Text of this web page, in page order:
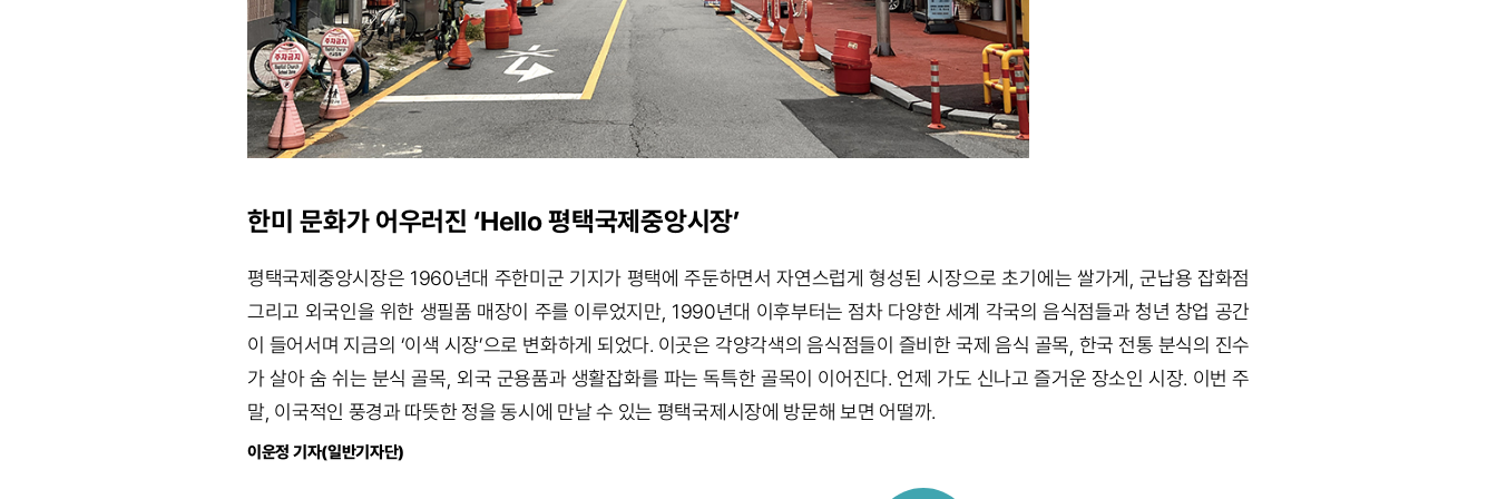
한미 문화가 어우러진 ‘Hello 평택국제중앙시장’
평택국제중앙시장은 1960년대 주한미군 기지가 평택에 주둔하면서 자연스럽게 형성된 시장으로 초기에는 쌀가게, 군납용 잡화점
그리고 외국인을 위한 생필품 매장이 주를 이루었지만, 1990년대 이후부터는 점차 다양한 세계 각국의 음식점들과 청년 창업 공간
이 들어서며 지금의 ‘이색 시장’으로 변화하게 되었다. 이곳은 각양각색의 음식점들이 즐비한 국제 음식 골목, 한국 전통 분식의 진수
가 살아 숨 쉬는 분식 골목, 외국 군용품과 생활잡화를 파는 독특한 골목이 이어진다. 언제 가도 신나고 즐거운 장소인 시장. 이번 주
말, 이국적인 풍경과 따뜻한 정을 동시에 만날 수 있는 평택국제시장에 방문해 보면 어떨까.
이운정 기자(일반기자단)